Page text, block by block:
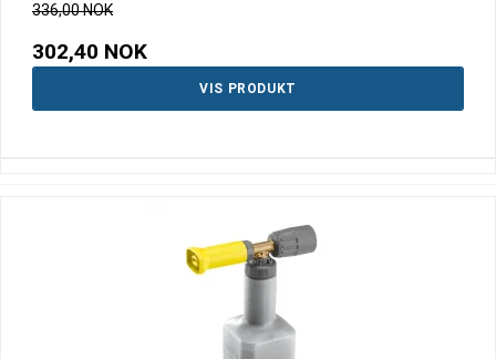
336,00 NOK
302,40 NOK
VIS PRODUKT